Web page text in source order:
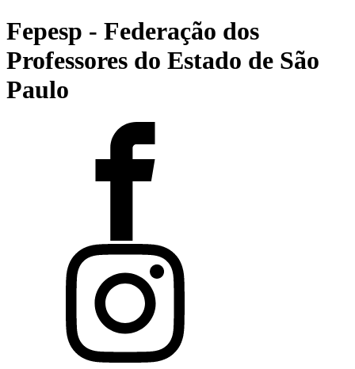
Fepesp - Federação dos
Professores do Estado de São
Paulo